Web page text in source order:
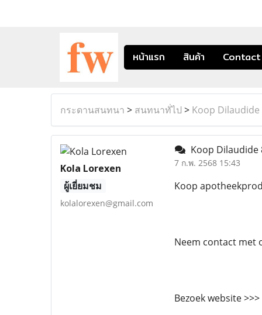
หน้าแรก สินค้า
กระดานสนทนา > สนทนาทั่ไป > Koop
Kola Lorexen
ผู้เยี่ยมชม
kolalorexen@gmail.com
Koop
7 ก.พ. 2568 15:43
Koop
Neem contact met
Bezoek website